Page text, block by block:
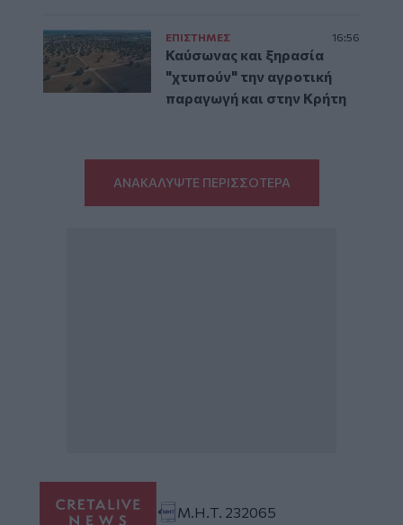
ΕΠΙΣΤΗΜΕΣ 16:56
Καύσωνας και ξηρασία
"χτυπούν" την αγροτική
παραγωγή και στην Κρήτη
ΑΝΑΚΑΛΥΨΤΕ ΠΕΡΙΣΣΟΤΕΡΑ
Μ.Η.Τ. 232065